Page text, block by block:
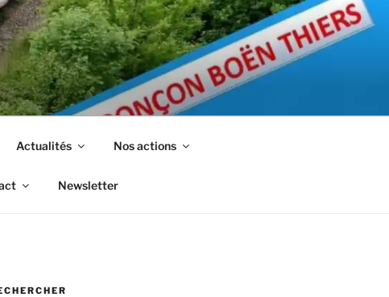
Actualités Nos actions
Newsletter